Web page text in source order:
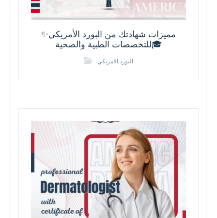
✨مميزات شهادتك من البورد الأمريكي
للتخصصات الطبية والصحية🎓
البورد الامريكي